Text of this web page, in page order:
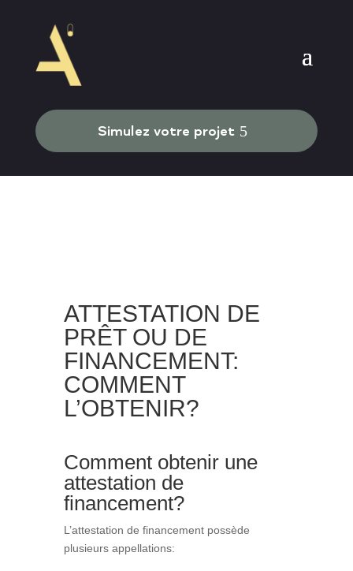
Simulez votre projet
ATTESTATION DE
PRÊT OU DE
FINANCEMENT:
COMMENT
L’OBTENIR?
Comment obtenir une
attestation de
financement?
L’attestation de financement possède
plusieurs appellations: